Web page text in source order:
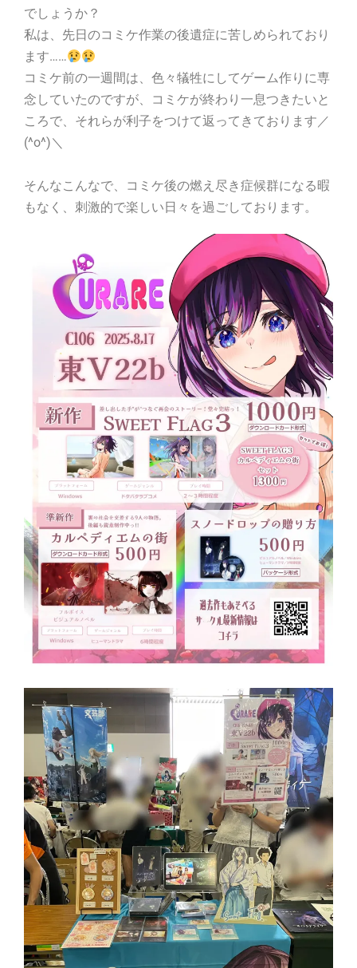
でしょうか？
私は、先日のコミケ作業の後遺症に苦しめられており
ます……
コミケ前の一週間は、色々犠牲にしてゲーム作りに専
念していたのですが、コミケが終わり一息つきたいと
ころで、それらが利子をつけて返ってきております／
(^o^)＼
そんなこんなで、コミケ後の燃え尽き症候群になる暇
もなく、刺激的で楽しい日々を過ごしております。